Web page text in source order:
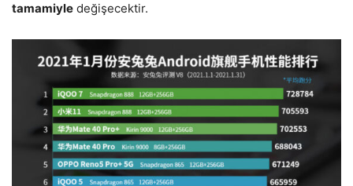
tamamiyle değişecektir.